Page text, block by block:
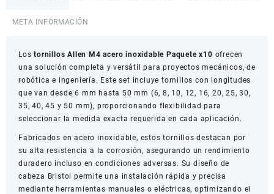
META INFORMACIÓN
Lostornillos Allen M4 acero inoxidable Paquete x10 ofrecen
una solución completa y versátil para proyectos mecánicos, de
robótica e ingeniería. Este set incluye tornillos con longitudes
que van desde 6 mm hasta 50 mm (6, 8, 10, 12, 16, 20, 25, 30,
35, 40, 45 y 50 mm), proporcionando flexibilidad para
seleccionar la medida exacta requerida en cada aplicación.
Fabricados en acero inoxidable, estos tornillos destacan por
su alta resistencia a la corrosión, asegurando un rendimiento
duradero incluso en condiciones adversas. Su diseño de
cabeza Bristol permite una instalación rápida y precisa
mediante herramientas manuales o eléctricas, optimizando el